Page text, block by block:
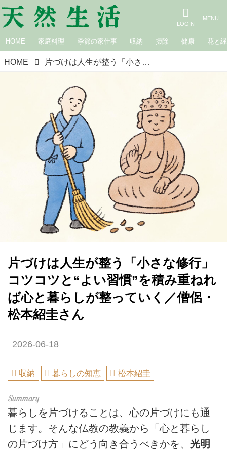
HOME 家庭料理 季節の家仕事 収納 掃除 健康 花と緑
HOME 片づけは人生が整う「小さな修行」コツコツと“よい習慣”を積み重ねれば心と暮らしが整っていく／僧侶・松本紹圭さん
片づけは人生が整う「小さな修行」
コツコツと“よい習慣”を積み重ねれ
ば心と暮らしが整っていく／僧侶・
松本紹圭さん
2026-06-18
収納 暮らしの知恵 松本紹圭
暮らしを片づけることは、心の片づけにも通
じます。そんな仏教の教義から「心と暮らし
の片づけ方」にどう向き合うべきかを、 光明